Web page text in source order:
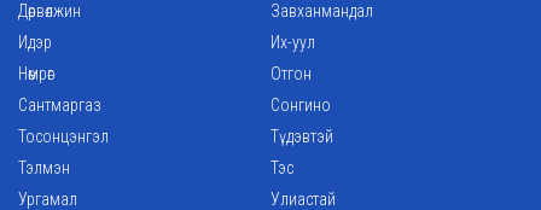
Дөрвөлжин
Завханмандал
Идэр
Их-уул
Нөмрөг
Отгон
Сантмаргаз
Сонгино
Тосонцэнгэл
Түдэвтэй
Тэлмэн
Тэс
Ургамал
Улиастай